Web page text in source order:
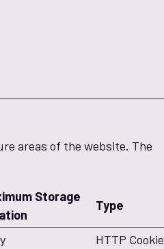
areas of the website. The
Storage
Type
HTTP Cookie